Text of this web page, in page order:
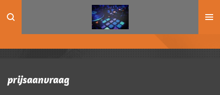
direct
de
prijsaanvraag